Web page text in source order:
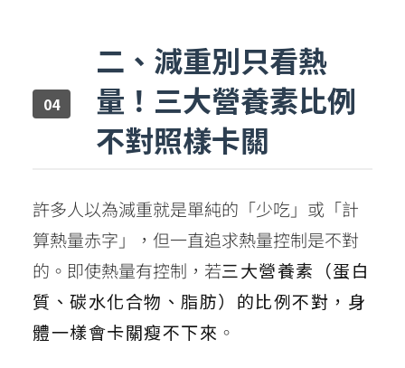
二、減重別只看熱
量！三大營養素比例
不對照樣卡關
許多人以為減重就是單純的「少吃」或「計
算熱量赤字」，但一直追求熱量控制是不對
的。即使熱量有控制，若三大營養素（蛋白
質、碳水化合物、脂肪）的比例不對，身
體一樣會卡關瘦不下來 。